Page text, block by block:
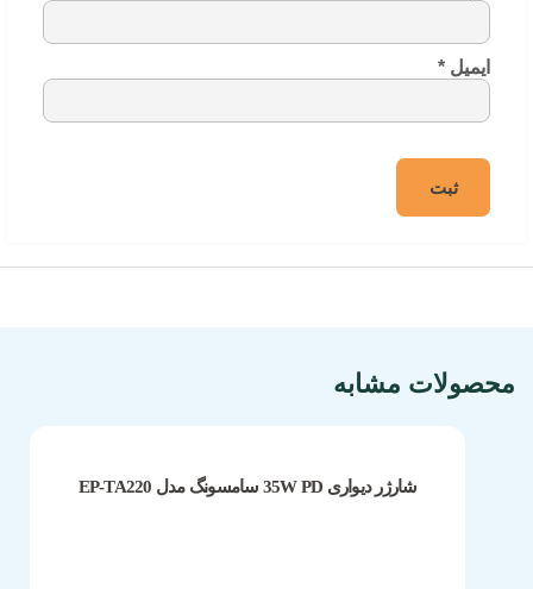
ایمیل *
محصولات مشابه
شارژر دیواری 35W PD سامسونگ مدل EP-TA220